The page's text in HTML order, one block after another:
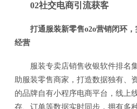
02社交电商引流获客
打通服装新零售o2o营销闭环
经营
服装专卖店销售收银软件排名
助服装零售商家，打造数据独有、
的品牌自有小程序电商平台，线上
存、订单等数据实时同步，拥有多